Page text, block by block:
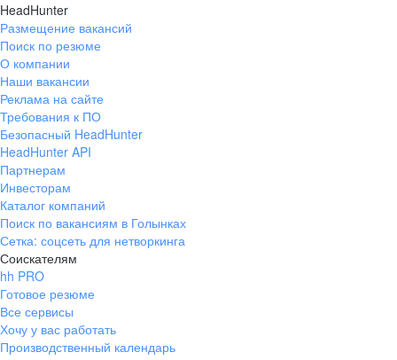
HeadHunter
Размещение вакансий
Поиск по резюме
О компании
Наши вакансии
Реклама на сайте
Требования к ПО
Безопасный HeadHunter
HeadHunter API
Партнерам
Инвесторам
Каталог компаний
Поиск по вакансиям в Голынках
Сетка: соцсеть для нетворкинга
Соискателям
hh PRO
Готовое резюме
Все сервисы
Хочу у вас работать
Производственный календарь